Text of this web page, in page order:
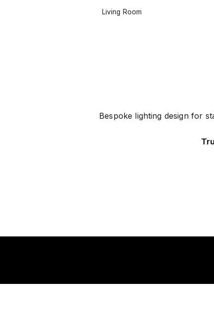
Living Room
Bespoke lighting design for